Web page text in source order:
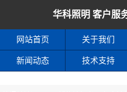
华科照明 客户服
网站首页 关于我们
新闻动态 技术支持
网站首页 产品展